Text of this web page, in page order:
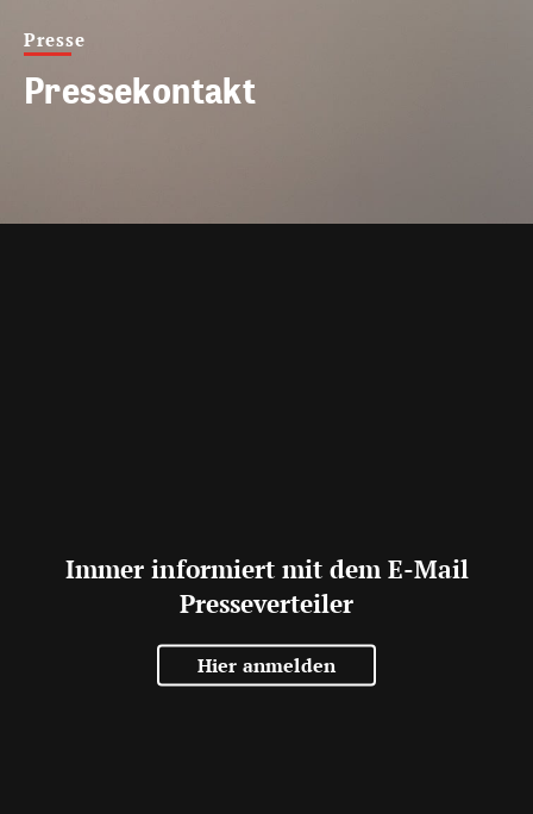
Presse
Pressekontakt
Immer informiert mit dem E-Mail
Presseverteiler
Hier anmelden